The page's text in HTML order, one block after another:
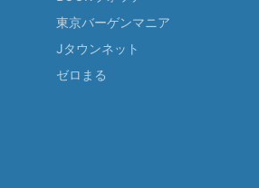
東京バーゲンマニア
Jタウンネット
ゼロまる